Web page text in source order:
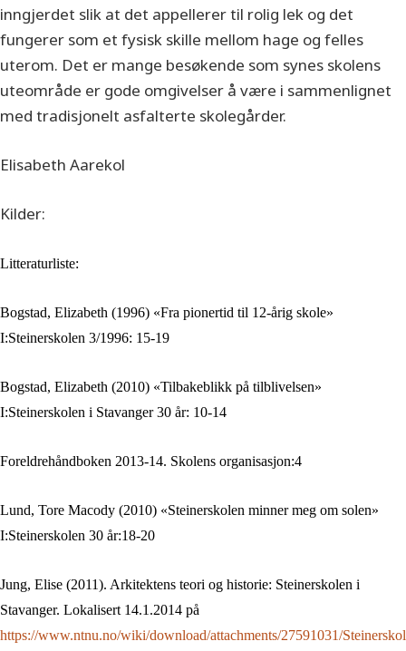
inngjerdet slik at det appellerer til rolig lek og det
fungerer som et fysisk skille mellom hage og felles
uterom. Det er mange besøkende som synes skolens
uteområde er gode omgivelser å være i sammenlignet
med tradisjonelt asfalterte skolegårder.
Elisabeth Aarekol
Kilder:
Litteraturliste:
Bogstad, Elizabeth (1996) «Fra pionertid til 12-årig skole»
I:Steinerskolen 3/1996: 15-19
Bogstad, Elizabeth (2010) «Tilbakeblikk på tilblivelsen»
I:Steinerskolen i Stavanger 30 år: 10-14
Foreldrehåndboken 2013-14. Skolens organisasjon:4
Lund, Tore Macody (2010) «Steinerskolen minner meg om solen»
I:Steinerskolen 30 år:18-20
Jung, Elise (2011). Arkitektens teori og historie: Steinerskolen i
Stavanger. Lokalisert 14.1.2014 på
https://www.ntnu.no/wiki/download/attachments/27591031/Steinerskol